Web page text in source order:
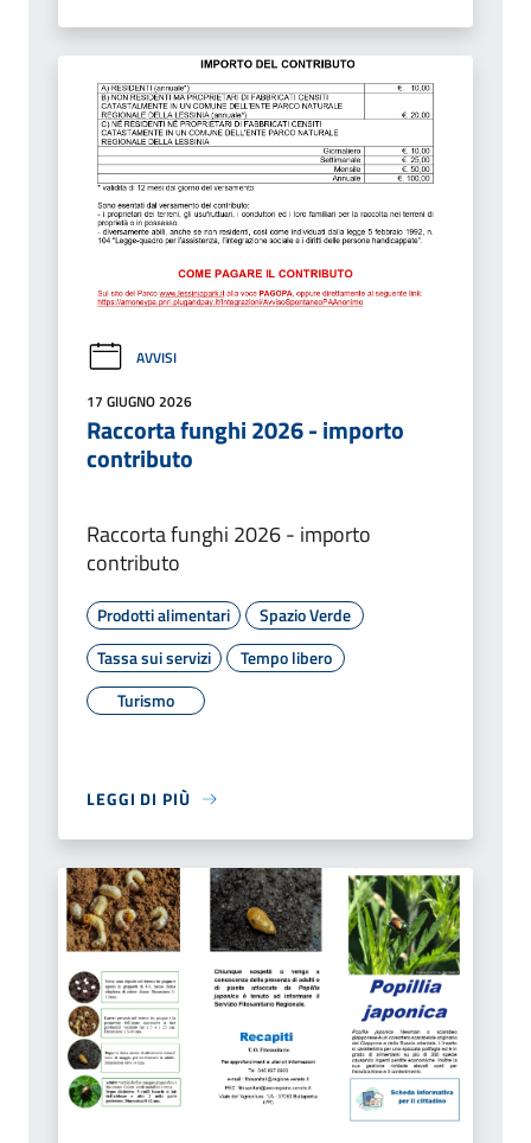
AVVISI
17 GIUGNO 2026
Raccorta funghi 2026 - importo
contributo
Raccorta funghi 2026 - importo
contributo
Prodotti alimentari
Spazio Verde
Tassa sui servizi
Tempo libero
Turismo
LEGGI DI PIÙ